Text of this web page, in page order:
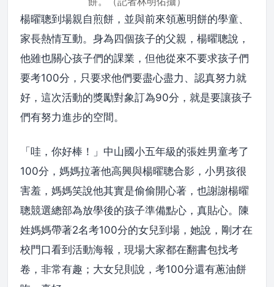
楊曜聰到場親自煎餅，並與前來領蔥明餅的學童、
家長熱情互動。身為四個孩子的父親，楊曜聰說，
他雖也關心孩子們的課業，但他從來不要求孩子們
要考100分，只要求他們要盡心盡力、認真努力就
好，這次活動的獎勵對象訂為90分，就是要讓孩子
們有努力進步的空間。
「哇，你好棒！」中山國小五年級的張姓男童考了
100分，媽媽拉著他高興與楊曜聰合影，小男孩很
害羞，媽媽笑說他其實是偷偷開心著，也謝謝楊曜
聰競選總部為放學後的孩子準備點心，真貼心。陳
姓媽媽帶著2名考100分的女兒到場，她說，剛才在
校門口看到活動海報，現場大家都在翻書包找考
卷，非常有趣；大女兒則說，考100分還有蔥油餅